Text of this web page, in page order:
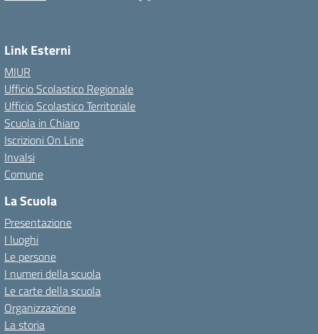
Link Esterni
MIUR
Ufficio Scolastico Regionale
Ufficio Scolastico Territoriale
Scuola in Chiaro
Iscrizioni On Line
Invalsi
Comune
La Scuola
Presentazione
I luoghi
Le persone
I numeri della scuola
Le carte della scuola
Organizzazione
La storia